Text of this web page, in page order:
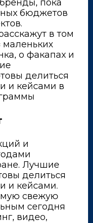
пока
бюджетов
в том
маленьких
о факапах и
делиться
и кейсами в
и
Лучшие
делиться
и кейсами.
свежую
сегодня
видео,